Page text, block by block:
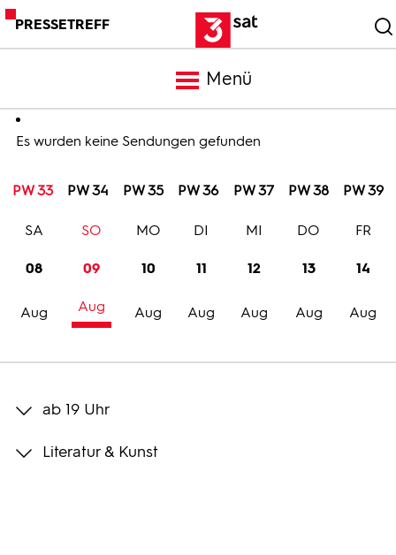
PRESSETREFF
Menü
Meldungen
Programm
Trailer
Bilder
Es wurden keine Sendungen gefunden
PW 33 PW 34 PW 35 PW 36 PW 37 PW 38 PW 39
08
Aug
SA
09
Aug
SO
10
Aug
MO
11
Aug
DI
12
Aug
MI
13
Aug
DO
14
Aug
FR
ab 19 Uhr
Literatur & Kunst